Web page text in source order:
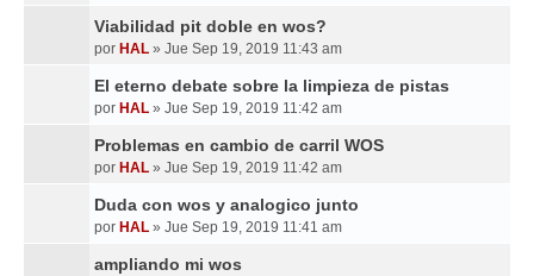
Viabilidad pit doble en wos?
por HAL » Jue Sep 19, 2019 11:43 am
El eterno debate sobre la limpieza de pistas
por HAL » Jue Sep 19, 2019 11:42 am
Problemas en cambio de carril WOS
por HAL » Jue Sep 19, 2019 11:42 am
Duda con wos y analogico junto
por HAL » Jue Sep 19, 2019 11:41 am
ampliando mi wos